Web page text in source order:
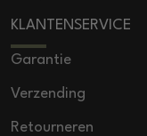
KLANTENSERVICE
Garantie
Verzending
Retourneren